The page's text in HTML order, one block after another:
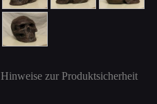
Hinweise zur Produktsicherheit